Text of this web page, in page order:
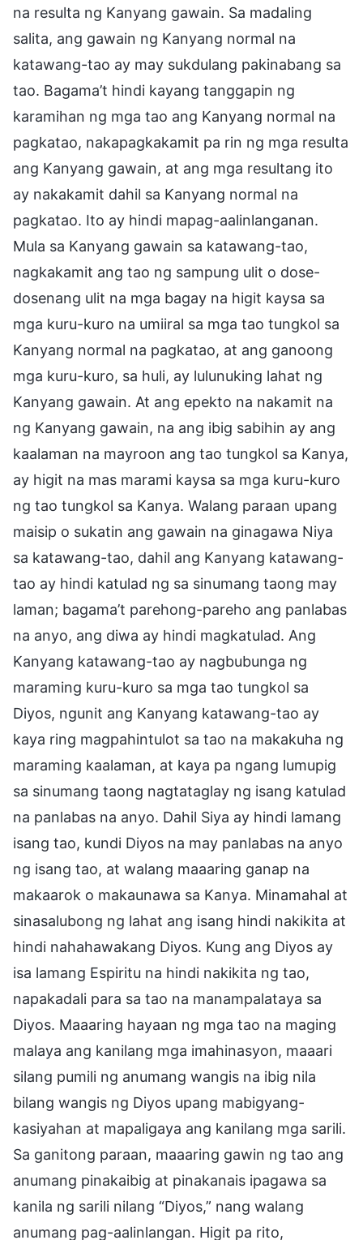
na resulta ng Kanyang gawain. Sa madaling
salita, ang gawain ng Kanyang normal na
katawang-tao ay may sukdulang pakinabang sa
tao. Bagama’t hindi kayang tanggapin ng
karamihan ng mga tao ang Kanyang normal na
pagkatao, nakapagkakamit pa rin ng mga resulta
ang Kanyang gawain, at ang mga resultang ito
ay nakakamit dahil sa Kanyang normal na
pagkatao. Ito ay hindi mapag-aalinlanganan.
Mula sa Kanyang gawain sa katawang-tao,
nagkakamit ang tao ng sampung ulit o dose-
dosenang ulit na mga bagay na higit kaysa sa
mga kuru-kuro na umiiral sa mga tao tungkol sa
Kanyang normal na pagkatao, at ang ganoong
mga kuru-kuro, sa huli, ay lulunuking lahat ng
Kanyang gawain. At ang epekto na nakamit na
ng Kanyang gawain, na ang ibig sabihin ay ang
kaalaman na mayroon ang tao tungkol sa Kanya,
ay higit na mas marami kaysa sa mga kuru-kuro
ng tao tungkol sa Kanya. Walang paraan upang
maisip o sukatin ang gawain na ginagawa Niya
sa katawang-tao, dahil ang Kanyang katawang-
tao ay hindi katulad ng sa sinumang taong may
laman; bagama’t parehong-pareho ang panlabas
na anyo, ang diwa ay hindi magkatulad. Ang
Kanyang katawang-tao ay nagbubunga ng
maraming kuru-kuro sa mga tao tungkol sa
Diyos, ngunit ang Kanyang katawang-tao ay
kaya ring magpahintulot sa tao na makakuha ng
maraming kaalaman, at kaya pa ngang lumupig
sa sinumang taong nagtataglay ng isang katulad
na panlabas na anyo. Dahil Siya ay hindi lamang
isang tao, kundi Diyos na may panlabas na anyo
ng isang tao, at walang maaaring ganap na
makaarok o makaunawa sa Kanya. Minamahal at
sinasalubong ng lahat ang isang hindi nakikita at
hindi nahahawakang Diyos. Kung ang Diyos ay
isa lamang Espiritu na hindi nakikita ng tao,
napakadali para sa tao na manampalataya sa
Diyos. Maaaring hayaan ng mga tao na maging
malaya ang kanilang mga imahinasyon, maaari
silang pumili ng anumang wangis na ibig nila
bilang wangis ng Diyos upang mabigyang-
kasiyahan at mapaligaya ang kanilang mga sarili.
Sa ganitong paraan, maaaring gawin ng tao ang
anumang pinakaibig at pinakanais ipagawa sa
kanila ng sarili nilang “Diyos,” nang walang
anumang pag-aalinlangan. Higit pa rito,